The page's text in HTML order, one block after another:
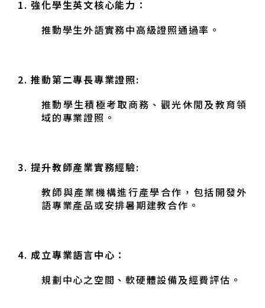
1.強化學生英文核心能力：
推動學生外語實務中高級證照通過率。
2.推動第二專長專業證照:
推動學生積極考取商務、觀光休閒及教育領
域的專業證照。
3.提升教師產業實務經驗:
教師與產業機構進行產學合作，包括開發外
語專業產品或安排暑期建教合作。
4.成立專業語言中心：
規劃中心之空間、軟硬體設備及經費評估。